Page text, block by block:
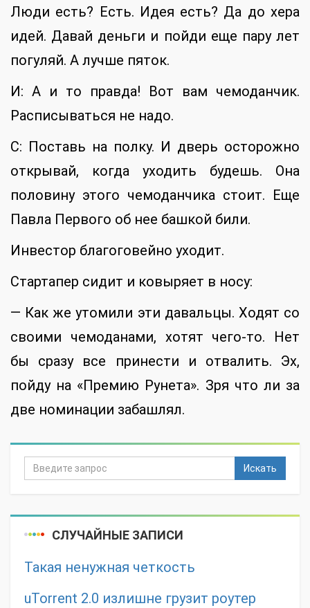
Люди есть? Есть. Идея есть? Да до хера
идей. Давай деньги и пойди еще пару лет
погуляй. А лучше пяток.
И: А и то правда! Вот вам чемоданчик.
Расписываться не надо.
С: Поставь на полку. И дверь осторожно
открывай, когда уходить будешь. Она
половину этого чемоданчика стоит. Еще
Павла Первого об нее башкой били.
Инвестор благоговейно уходит.
Стартапер сидит и ковыряет в носу:
— Как же утомили эти давальцы. Ходят со
своими чемоданами, хотят чего-то. Нет
бы сразу все принести и отвалить. Эх,
пойду на «Премию Рунета». Зря что ли за
две номинации забашлял.
Искать
СЛУЧАЙНЫЕ ЗАПИСИ
Такая ненужная четкость
uTorrent 2.0 излишне грузит роутер